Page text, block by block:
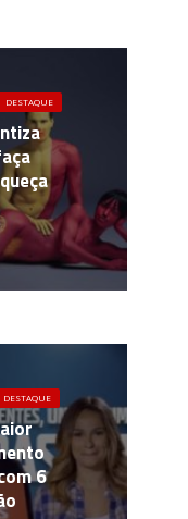
DESTAQUE
DESTAQUE
6